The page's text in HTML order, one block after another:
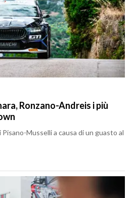
Ronzano-Andreis i più
Musselli a causa di un guasto al